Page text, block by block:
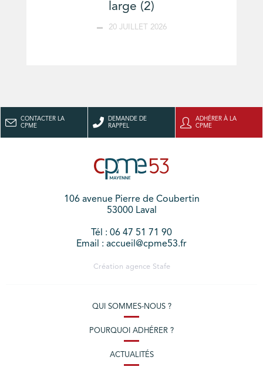
large (2)
20 JUILLET 2026
CONTACTER LA
CPME
DEMANDE DE
RAPPEL
ADHÉRER À LA
CPME
106 avenue Pierre de Coubertin
53000 Laval
Tél : 06 47 51 71 90
Email : accueil@cpme53.fr
Création agence Stafe
QUI SOMMES-NOUS ?
POURQUOI ADHÉRER ?
ACTUALITÉS